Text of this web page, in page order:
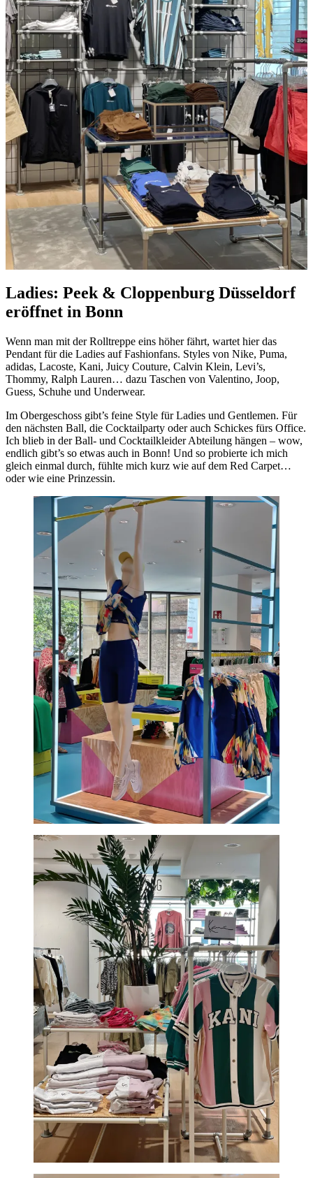
Ladies: Peek & Cloppenburg Düsseldorf
eröffnet in Bonn
Wenn man mit der Rolltreppe eins höher fährt, wartet hier das
Pendant für die Ladies auf Fashionfans. Styles von Nike, Puma,
adidas, Lacoste, Kani, Juicy Couture, Calvin Klein, Levi’s,
Thommy, Ralph Lauren… dazu Taschen von Valentino, Joop,
Guess, Schuhe und Underwear.
Im Obergeschoss gibt’s feine Style für Ladies und Gentlemen. Für
den nächsten Ball, die Cocktailparty oder auch Schickes fürs Office.
Ich blieb in der Ball- und Cocktailkleider Abteilung hängen – wow,
endlich gibt’s so etwas auch in Bonn! Und so probierte ich mich
gleich einmal durch, fühlte mich kurz wie auf dem Red Carpet…
oder wie eine Prinzessin.